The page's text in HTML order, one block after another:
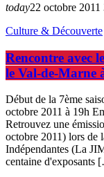
today22 octobre 2011
Culture & Découverte
Rencontre avec
le Val-de-
Début de la 7ème
octobre 2011 à 19h
Retrouvez une
octobre 2011) lors de
Indépendantes (La
centaine d'exposants